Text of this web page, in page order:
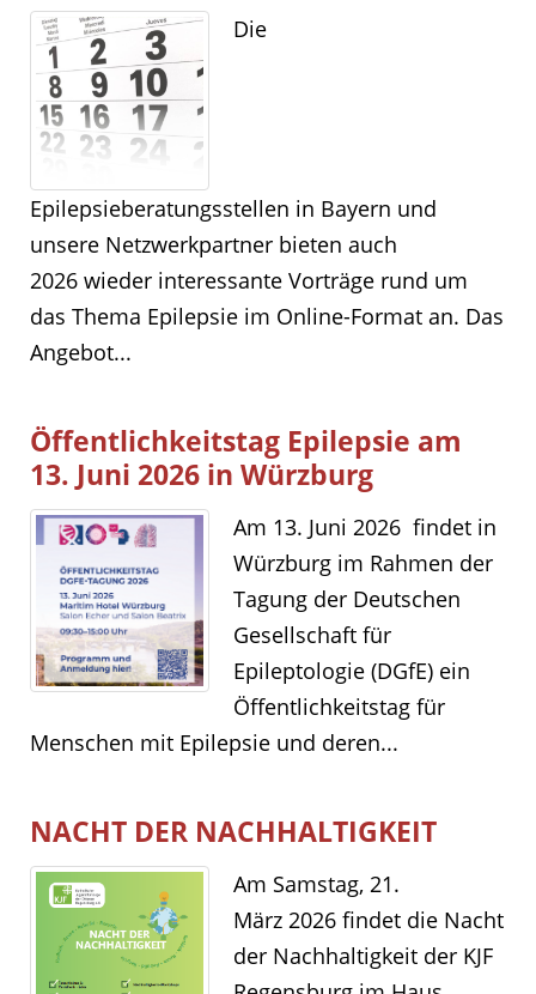
Die
Epilepsieberatungsstellen in Bayern und
unsere Netzwerkpartner bieten auch
2026 wieder interessante Vorträge rund um
das Thema Epilepsie im Online-Format an. Das
Angebot...
Öffentlichkeitstag Epilepsie am
13. Juni 2026 in Würzburg
Am 13. Juni 2026 findet in
Würzburg im Rahmen der
Tagung der Deutschen
Gesellschaft für
Epileptologie (DGfE) ein
Öffentlichkeitstag für
Menschen mit Epilepsie und deren...
NACHT DER NACHHALTIGKEIT
Am Samstag, 21.
März 2026 findet die Nacht
der Nachhaltigkeit der KJF